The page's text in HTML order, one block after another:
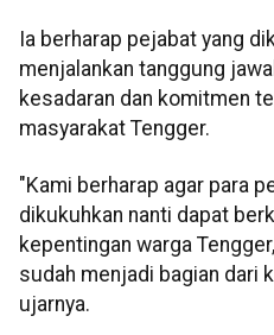
Ia berharap pejabat yang
menjalankan tanggung
kesadaran dan komitmen
masyarakat Tengger.
"Kami berharap agar para
dikukuhkan nanti dapat
kepentingan warga
sudah menjadi bagian dari
ujarnya.